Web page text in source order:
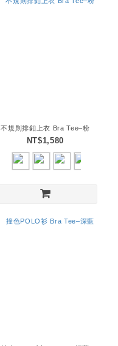
不規則排釦上衣 Bra Tee–粉
NT$1,580